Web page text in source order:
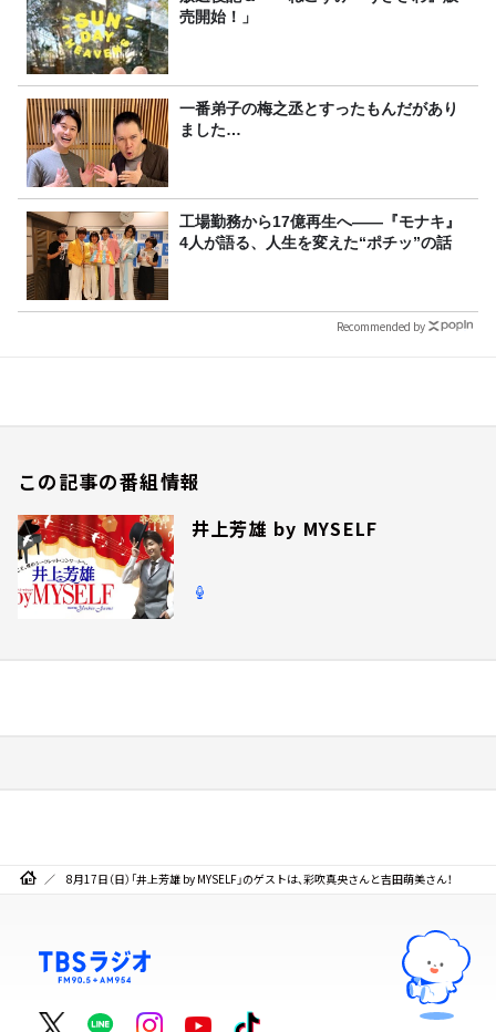
売開始！」
一番弟子の梅之丞とすったもんだがあり
ました…
工場勤務から17億再生へ——『モナキ』
4人が語る、人生を変えた“ポチッ”の話
Recommended by
この記事の番組情報
井上芳雄 by MYSELF
8月17日（日）「井上芳雄 by MYSELF」のゲストは、彩吹真央さんと吉田萌美さん！